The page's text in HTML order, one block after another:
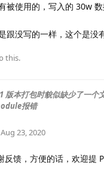
被使用的，写入的 30w
跟没写的一样，这个是没
this.
版本打包时貌似缺少了一个
报错
Aug 23, 2020
反馈，方便的话，欢迎提